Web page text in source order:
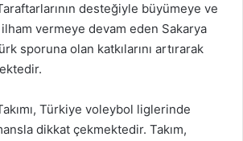
desteğiyle büyümeye ve
vermeye devam eden Sakarya
sporuna olan katkılarını artırarak
Türkiye voleybol liglerinde
dikkat çekmektedir. Takım,